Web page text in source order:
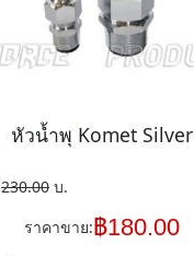
หัวน้ำพุ Komet Silver
230.00 บ.
ราคาขาย:฿180.00